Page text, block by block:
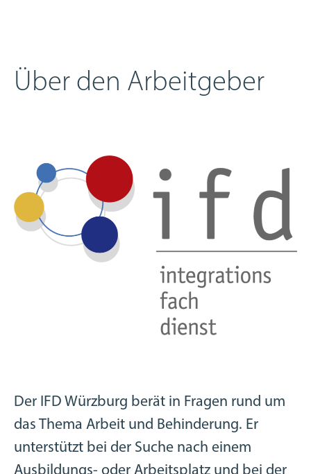
Über den Arbeitgeber
Der IFD Würzburg berät in Fragen rund um
das Thema Arbeit und Behinderung. Er
unterstützt bei der Suche nach einem
Ausbildungs- oder Arbeitsplatz und bei der